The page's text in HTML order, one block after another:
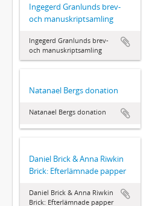
Ingegerd Granlunds brev-
och manuskriptsamling
Ingegerd Granlunds brev-
och manuskriptsamling
Natanael Bergs donation
Natanael Bergs donation
Daniel Brick & Anna Riwkin
Brick: Efterlämnade papper
Daniel Brick & Anna Riwkin
Brick: Efterlämnade papper